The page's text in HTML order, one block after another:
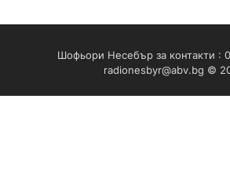
Шофьори Несебър за контакти :
radionesbyr@abv.bg ©